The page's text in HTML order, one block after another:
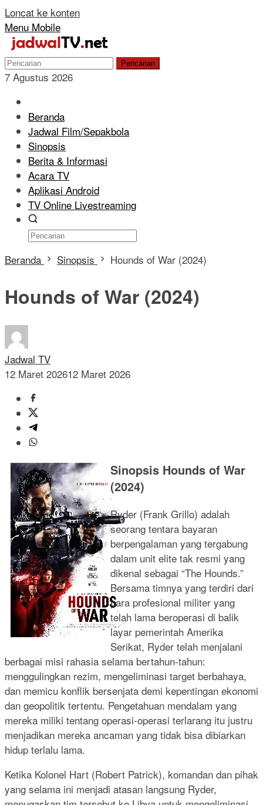
Loncat ke konten
Menu Mobile
Pencarian
7 Agustus 2026
Beranda
Jadwal Film/Sepakbola
Sinopsis
Berita & Informasi
Acara TV
Aplikasi Android
TV Online Livestreaming
Beranda Sinopsis Hounds of War (2024)
Hounds of War (2024)
Jadwal TV
12 Maret 202612 Maret 2026
Sinopsis Hounds of War
(2024)
Ryder (Frank Grillo) adalah
seorang tentara bayaran
berpengalaman yang tergabung
dalam unit elite tak resmi yang
dikenal sebagai “The Hounds.”
Bersama timnya yang terdiri dari
para profesional militer yang
telah lama beroperasi di balik
layar pemerintah Amerika
Serikat, Ryder telah menjalani
berbagai misi rahasia selama bertahun-tahun:
menggulingkan rezim, mengeliminasi target berbahaya,
dan memicu konflik bersenjata demi kepentingan ekonomi
dan geopolitik tertentu. Pengetahuan mendalam yang
mereka miliki tentang operasi-operasi terlarang itu justru
menjadikan mereka ancaman yang tidak bisa dibiarkan
hidup terlalu lama.
Ketika Kolonel Hart (Robert Patrick), komandan dan pihak
yang selama ini menjadi atasan langsung Ryder,